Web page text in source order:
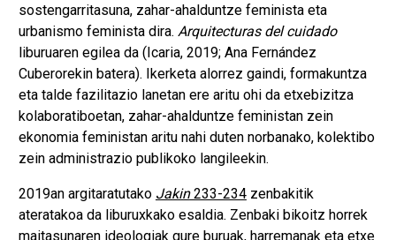
sostengarritasuna, zahar-ahalduntze feminista eta
urbanismo feminista dira. Arquitecturas del cuidado
liburuaren egilea da (Icaria, 2019; Ana Fernández
Cuberorekin batera). Ikerketa alorrez gaindi, formakuntza
eta talde fazilitazio lanetan ere aritu ohi da etxebizitza
kolaboratiboetan, zahar-ahalduntze feministan zein
ekonomia feministan aritu nahi duten norbanako, kolektibo
zein administrazio publikoko langileekin.
2019an argitaratutako Jakin233-234zenbakitik
ateratakoa da liburuxkako esaldia. Zenbaki bikoitz horrek
maitasunaren ideologiak gure buruak, harremanak eta etxe